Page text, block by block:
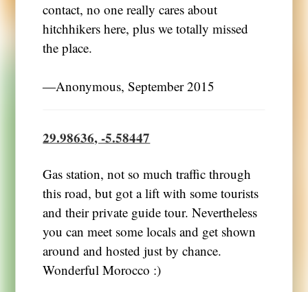
contact, no one really cares about
hitchhikers here, plus we totally missed
the place.
―Anonymous, September 2015
29.98636, -5.58447
Gas station, not so much traffic through
this road, but got a lift with some tourists
and their private guide tour. Nevertheless
you can meet some locals and get shown
around and hosted just by chance.
Wonderful Morocco :)